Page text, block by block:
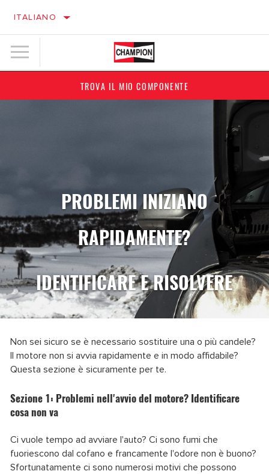
ITALIANO
TROVA IL MIO COMPONENTE
PROBLEMI INIZIANO
RAPIDAMENTE?
IDENTIFICARE E RISOLVERE
Non sei sicuro se è necessario sostituire una o più candele?
Il motore non si avvia rapidamente e in modo affidabile?
Questa sezione è sicuramente per te.
Sezione 1: Problemi nell'avvio del motore? Identificare
cosa non va
Ci vuole tempo ad avviare l'auto? Ci sono fumi che
fuoriescono dal cofano e francamente l'odore non è buono?
Sfortunatamente ci sono numerosi motivi che possono